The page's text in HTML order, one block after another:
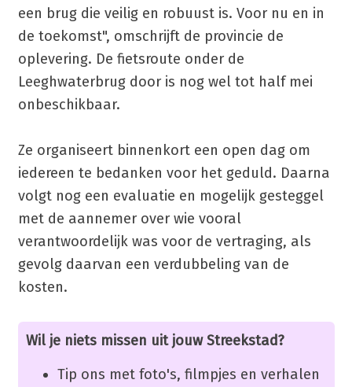
een brug die veilig en robuust is. Voor nu en in
de toekomst", omschrijft de provincie de
oplevering. De fietsroute onder de
Leeghwaterbrug door is nog wel tot half mei
onbeschikbaar.
Ze organiseert binnenkort een open dag om
iedereen te bedanken voor het geduld. Daarna
volgt nog een evaluatie en mogelijk gesteggel
met de aannemer over wie vooral
verantwoordelijk was voor de vertraging, als
gevolg daarvan een verdubbeling van de
kosten.
Wil je niets missen uit jouw Streekstad?
Tip ons met foto's, filmpjes en verhalen